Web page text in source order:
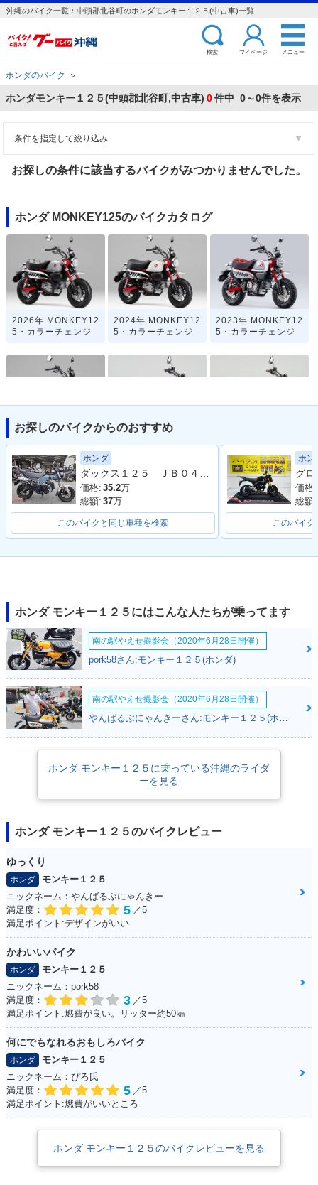
沖縄のバイク一覧：中頭郡北谷町のホンダモンキー１２５(中古車)一覧
検索 マイページ メニュー
ホンダのバイク ＞
ホンダモンキー１２５(中頭郡北谷町,中古車) 0件中 0～0件を表示
条件を指定して絞り込み
お探しの条件に該当するバイクがみつかりませんでした。
ホンダ MONKEY125のバイクカタログ
2026年 MONKEY12
5・カラーチェンジ
2024年 MONKEY12
5・カラーチェンジ
2023年 MONKEY12
5・カラーチェンジ
5・フルモデルチェ
ンジ
2018年 MONKEY12
5・新登場
MONKEY125・その
他
お探しのバイクからのおすすめ
ホンダ
ダックス１２５ ＪＢ０４型 ワンオーナー フロントカゴ ＡＢＳ ＬＥＤ 整備 保証 自賠責保険
価格: 35.2万
総額: 37万
このバイクと同じ車種を検索
ホン
価格:
総額:
このバイク
ホンダ モンキー１２５にはこんな人たちが乗ってます
南の駅やえせ撮影会（2020年6月28日開催）
pork58さん:モンキー１２５(ホンダ)
南の駅やえせ撮影会（2020年6月28日開催）
やんばるぶにゃんきーさん:モンキー１２５(ホンダ)
ホンダ モンキー１２５に乗っている沖縄のライダ
ーを見る
ホンダ モンキー１２５のバイクレビュー
ゆっくり
ホンダ
モンキー１２５
ニックネーム：やんばるぶにゃんきー
満足度：
5 ／5
満足ポイント:デザインがいい
かわいいバイク
ホンダ
モンキー１２５
ニックネーム：pork58
満足度：
3 ／5
満足ポイント:燃費が良い。リッター約50㎞
何にでもなれるおもしろバイク
ホンダ
モンキー１２５
ニックネーム：ぴろ氏
満足度：
5 ／5
満足ポイント:燃費がいいところ
ホンダ モンキー１２５のバイクレビューを見る